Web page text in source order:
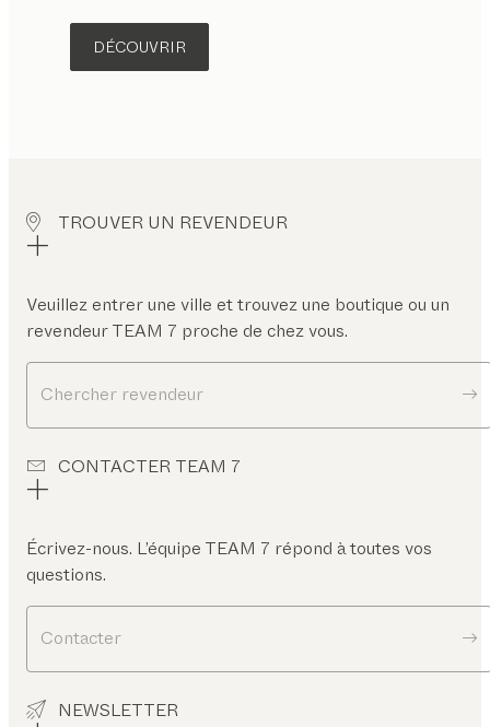
DÉCOUVRIR
TROUVER UN REVENDEUR
Veuillez entrer une ville et trouvez une boutique ou un
revendeur TEAM 7 proche de chez vous.
Chercher revendeur
CONTACTER TEAM 7
Écrivez-nous. L’équipe TEAM 7 répond à toutes vos
questions.
Contacter
NEWSLETTER